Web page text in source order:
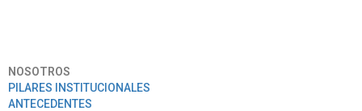
NOSOTROS
PILARES INSTITUCIONALES
ANTECEDENTES